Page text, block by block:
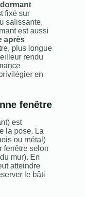
fixé sur
salissante,
est aussi
après
plus longue
rendu
en
fenêtre
est
la pose. La
ou métal)
fenêtre selon
mur). En
atteindre
le bâti